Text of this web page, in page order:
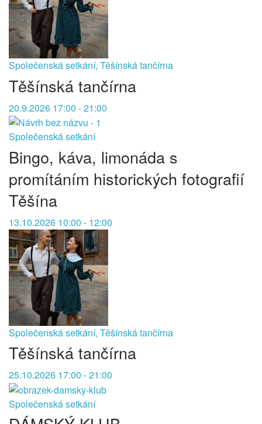
Společenská setkání, Těšínská tančírna
Těšínská tančírna
20.9.2026 17:00 - 21:00
Společenská setkání
Bingo, káva, limonáda s
promítáním historických fotografií
Těšína
13.10.2026 10:00 - 12:00
Společenská setkání, Těšínská tančírna
Těšínská tančírna
25.10.2026 17:00 - 21:00
Společenská setkání